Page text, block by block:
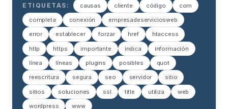
ETIQUETAS: causas cliente código com
completa conexión empresadeserviciosweb
error establecer forzar href htaccess
http https importante indica información
línea líneas plugins posibles quot
reescritura segura seo servidor sitio
sitios soluciones ssl title utiliza web
wordpress www